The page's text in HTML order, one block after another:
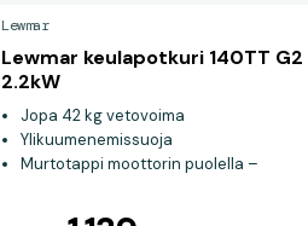
Lewmar
Lewmar keulapotkuri 140TT G2
2.2kW
Jopa 42 kg vetovoima
Ylikuumenemissuoja
Murtotappi moottorin puolella –